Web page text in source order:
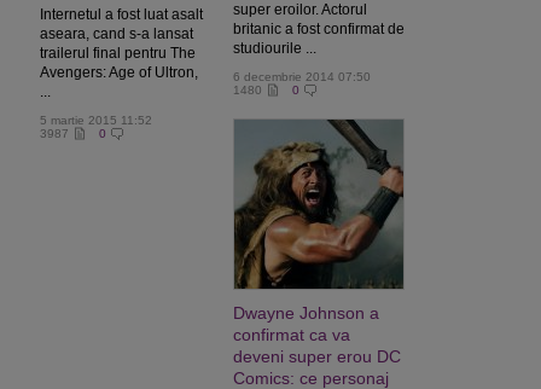
Internetul a fost luat asalt
aseara, cand s-a lansat
trailerul final pentru The
Avengers: Age of Ultron,
...
5 martie 2015 11:52
3987
0
super eroilor. Actorul
britanic a fost confirmat de
studiourile ...
6 decembrie 2014 07:50
1480
0
Dwayne Johnson a
confirmat ca va
deveni super erou DC
Comics: ce personaj